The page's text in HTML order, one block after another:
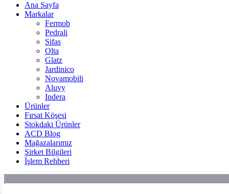
Ana Sayfa
Markalar
Fermob
Pedrali
Sifas
Olta
Glatz
Jardinico
Novamobili
Aluvy
Indera
Ürünler
Fırsat Köşesi
Stokdaki Ürünler
ACD Blog
Mağazalarımız
Şirket Bilgileri
İşlem Rehberi